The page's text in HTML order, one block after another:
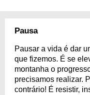
Pausa
Pausar a vida é dar
que fizemos. É se
montanha o
precisamos realizar.
contrário! É resistir,